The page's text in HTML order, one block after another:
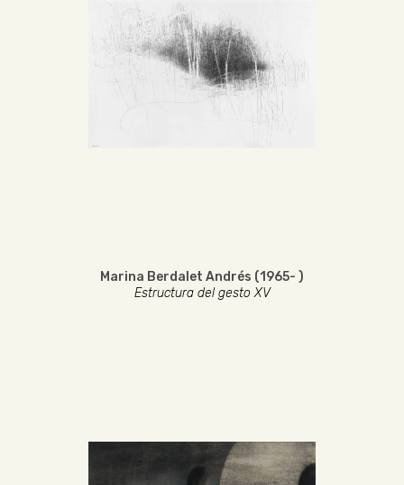
Marina Berdalet Andrés (1965- )
Estructura del gesto XV